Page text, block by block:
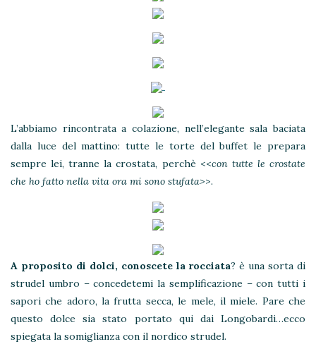
L’abbiamo rincontrata a colazione, nell’elegante sala baciata
dalla luce del mattino: tutte le torte del buffet le prepara
sempre lei, tranne la crostata, perchè <<con tutte le crostate
che ho fatto nella vita ora mi sono stufata>>.
A proposito di dolci, conoscete la rocciata? è una sorta di
strudel umbro – concedetemi la semplificazione – con tutti i
sapori che adoro, la frutta secca, le mele, il miele. Pare che
questo dolce sia stato portato qui dai Longobardi…ecco
spiegata la somiglianza con il nordico strudel.